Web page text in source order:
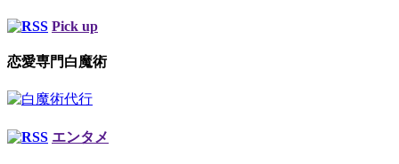
Pick up
恋愛専門白魔術
エンタメ